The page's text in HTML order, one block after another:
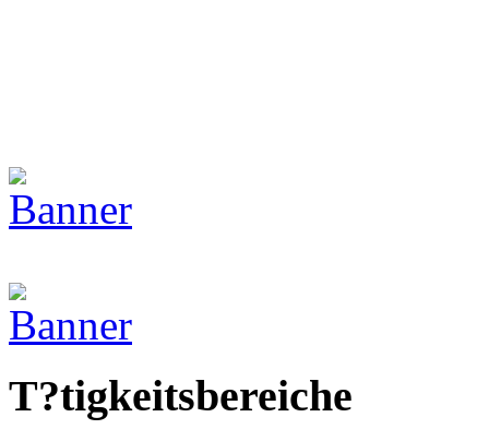
T?tigkeitsbereiche